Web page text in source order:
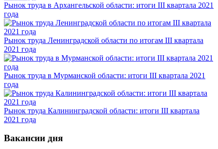
Рынок труда в Архангельской области: итоги III квартала 2021
года
Рынок труда Ленинградской области по итогам III квартала
2021 года
Рынок труда в Мурманской области: итоги III квартала 2021
года
Рынок труда Калининградской области: итоги III квартала
2021 года
Вакансии дня